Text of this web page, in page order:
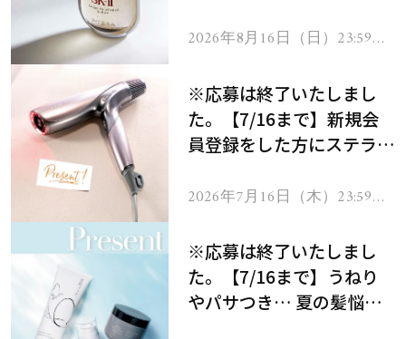
2026年8月16日（日）23:59ま
※応募は終了いたしまし
た。【7/16まで】新規会
員登録をした方にステラボ
ヘアドライヤー ジュエル
2026年7月16日（木）23:59ま
※応募は終了いたしまし
た。【7/16まで】うねり
やパサつき… 夏の髪悩み